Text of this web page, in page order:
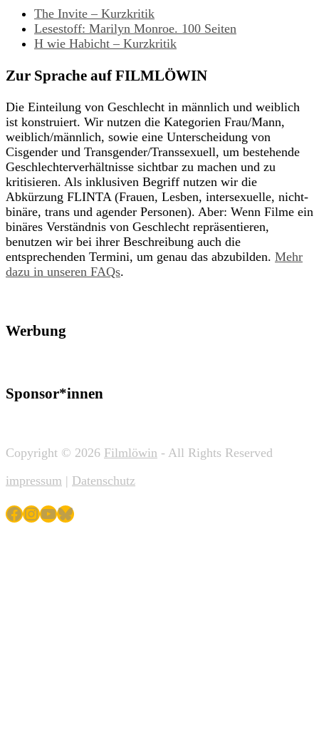
The Invite – Kurzkritik
Lesestoff: Marilyn Monroe. 100 Seiten
H wie Habicht – Kurzkritik
Zur Sprache auf FILMLÖWIN
Die Einteilung von Geschlecht in männlich und weiblich
ist konstruiert. Wir nutzen die Kategorien Frau/Mann,
weiblich/männlich, sowie eine Unterscheidung von
Cisgender und Transgender/Transsexuell, um bestehende
Geschlechterverhältnisse sichtbar zu machen und zu
kritisieren. Als inklusiven Begriff nutzen wir die
Abkürzung FLINTA (Frauen, Lesben, intersexuelle, nicht-
binäre, trans und agender Personen). Aber: Wenn Filme ein
binäres Verständnis von Geschlecht repräsentieren,
benutzen wir bei ihrer Beschreibung auch die
entsprechenden Termini, um genau das abzubilden. Mehr
dazu in unseren FAQs.
Werbung
Sponsor*innen
Copyright © 2026 Filmlöwin - All Rights Reserved
impressum | Datenschutz
Facebook
Instagram
YouTube
Bluesky